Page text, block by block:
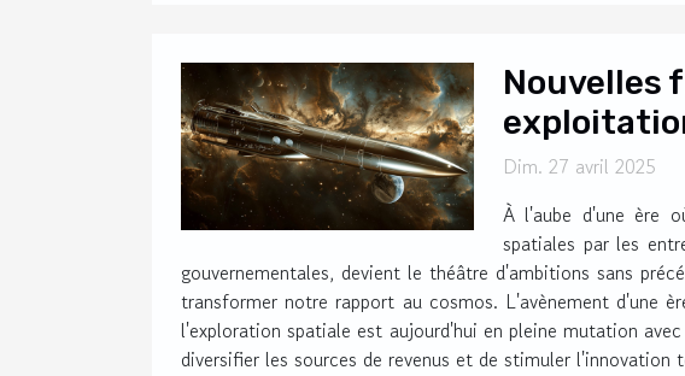
Nouvelles
Dim. 27 avril 2025
À l'aube d'une ère
spatiales par les
gouvernementales, devient le théâtre d'ambitions sans
transformer notre rapport au cosmos. L'avènement d'une
l'exploration spatiale est aujourd'hui en pleine mutation
diversifier les sources de revenus et de stimuler